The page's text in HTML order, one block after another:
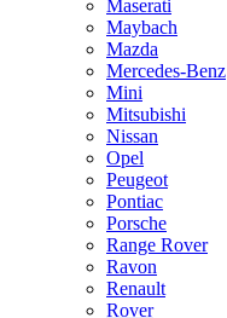
Maserati
Maybach
Mazda
Mercedes-Benz
Mini
Mitsubishi
Nissan
Opel
Peugeot
Pontiac
Porsche
Range Rover
Ravon
Renault
Rover